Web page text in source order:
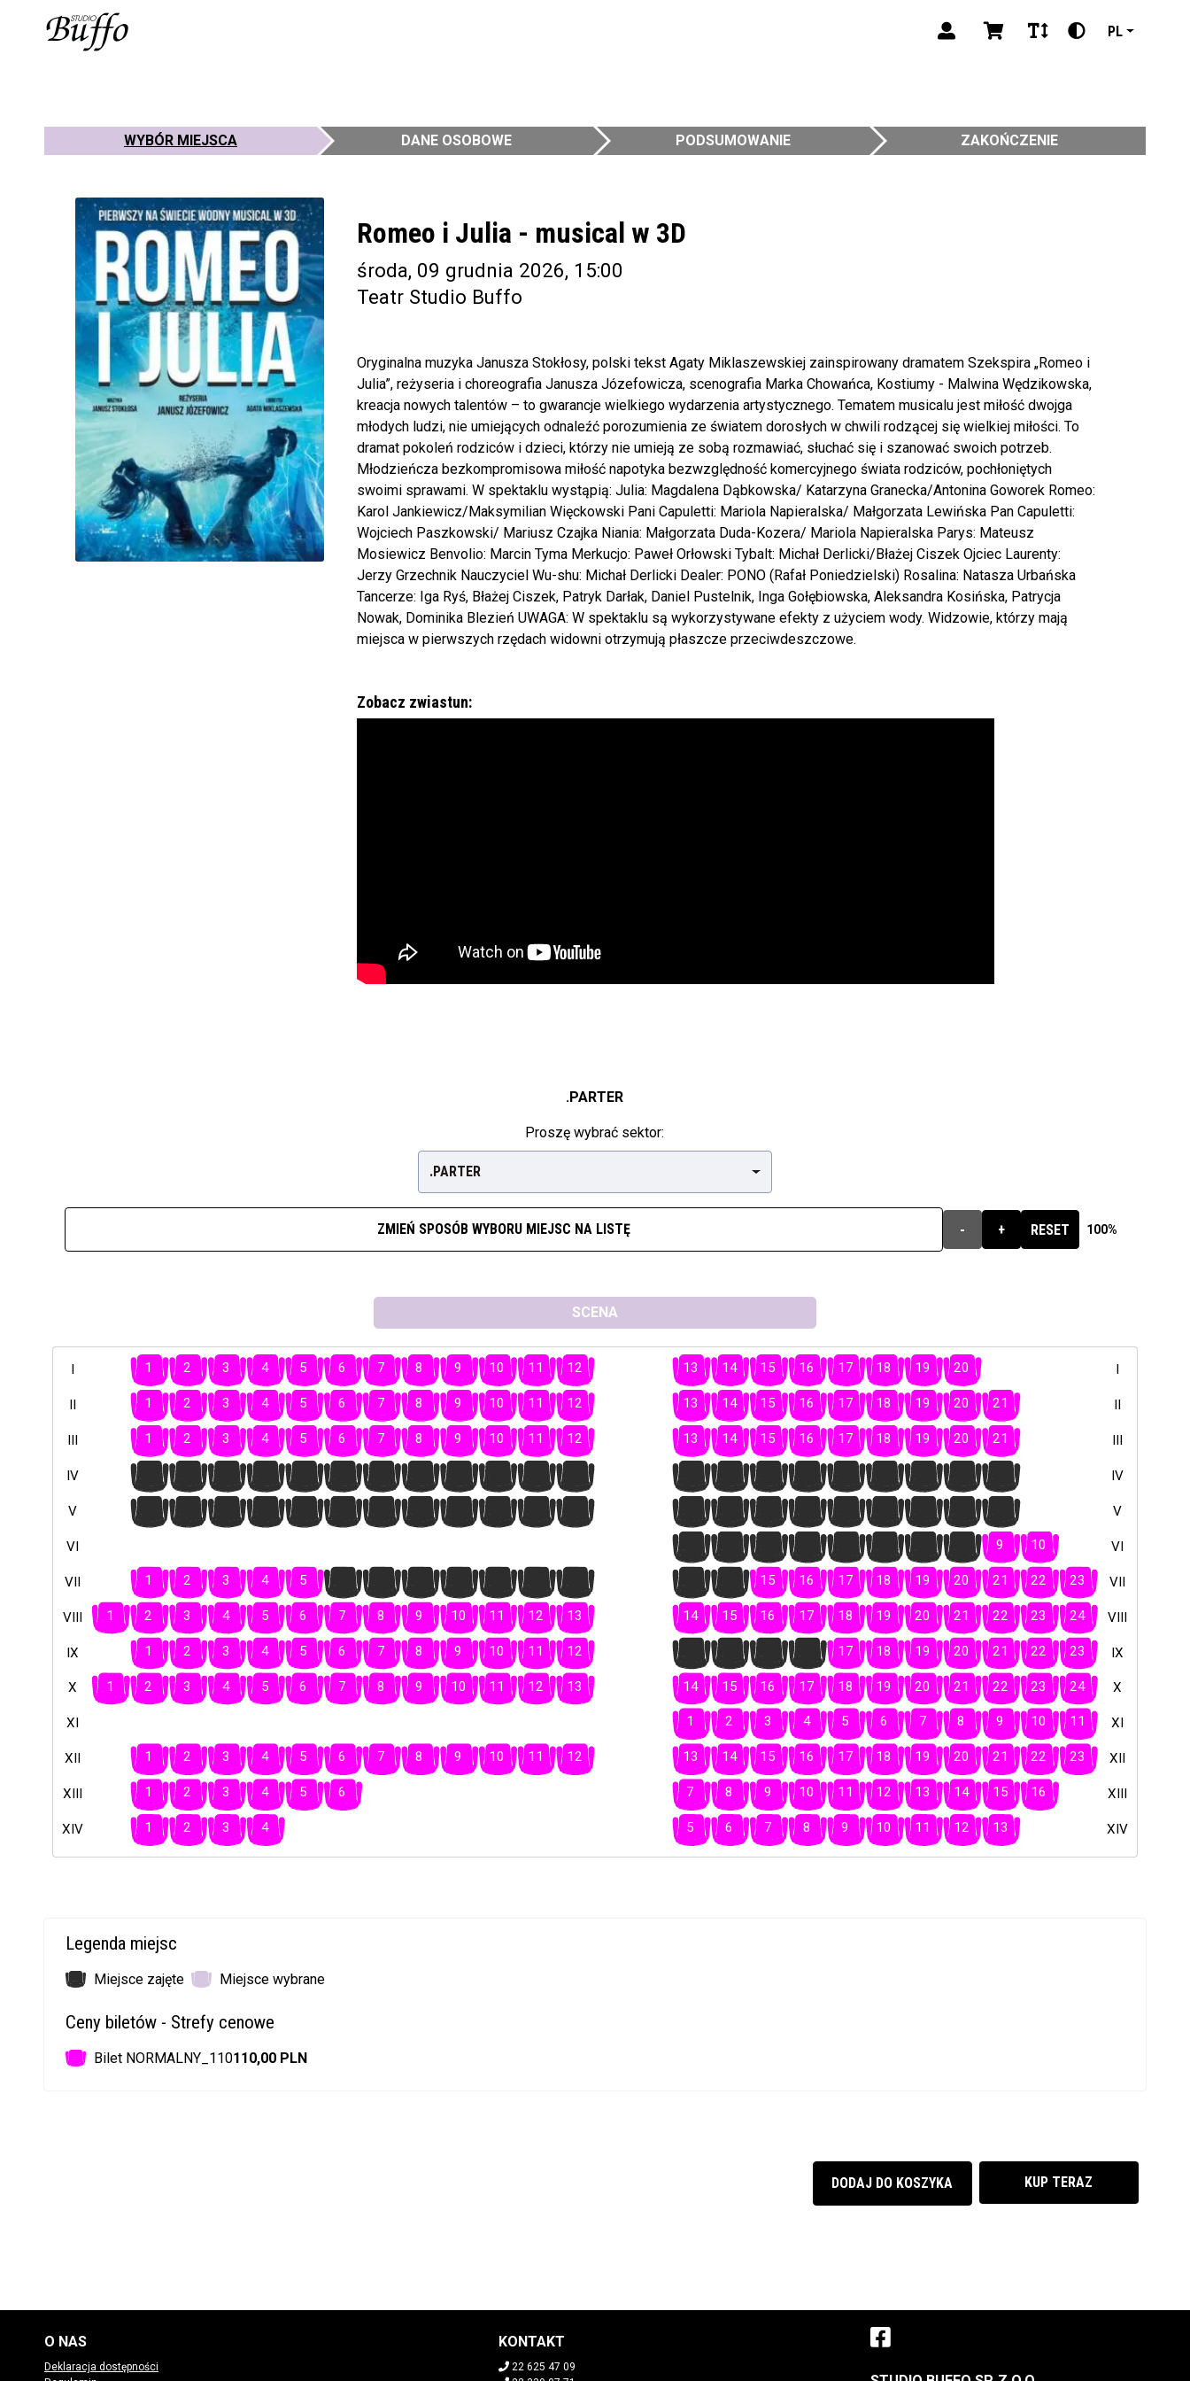
PL
WYBÓR MIEJSCA DANE OSOBOWE PODSUMOWANIE ZAKOŃCZENIE
Romeo i Julia - musical w 3D
środa, 09 grudnia 2026, 15:00
Teatr Studio Buffo
Oryginalna muzyka Janusza Stokłosy, polski tekst Agaty Miklaszewskiej zainspirowany dramatem Szekspira „Romeo i
Julia”, reżyseria i choreografia Janusza Józefowicza, scenografia Marka Chowańca, Kostiumy - Malwina Wędzikowska,
kreacja nowych talentów – to gwarancje wielkiego wydarzenia artystycznego. Tematem musicalu jest miłość dwojga
młodych ludzi, nie umiejących odnaleźć porozumienia ze światem dorosłych w chwili rodzącej się wielkiej miłości. To
dramat pokoleń rodziców i dzieci, którzy nie umieją ze sobą rozmawiać, słuchać się i szanować swoich potrzeb.
Młodzieńcza bezkompromisowa miłość napotyka bezwzględność komercyjnego świata rodziców, pochłoniętych
swoimi sprawami. W spektaklu wystąpią: Julia: Magdalena Dąbkowska/ Katarzyna Granecka/Antonina Goworek Romeo:
Karol Jankiewicz/Maksymilian Więckowski Pani Capuletti: Mariola Napieralska/ Małgorzata Lewińska Pan Capuletti:
Wojciech Paszkowski/ Mariusz Czajka Niania: Małgorzata Duda-Kozera/ Mariola Napieralska Parys: Mateusz
Mosiewicz Benvolio: Marcin Tyma Merkucjo: Paweł Orłowski Tybalt: Michał Derlicki/Błażej Ciszek Ojciec Laurenty:
Jerzy Grzechnik Nauczyciel Wu-shu: Michał Derlicki Dealer: PONO (Rafał Poniedzielski) Rosalina: Natasza Urbańska
Tancerze: Iga Ryś, Błażej Ciszek, Patryk Darłak, Daniel Pustelnik, Inga Gołębiowska, Aleksandra Kosińska, Patrycja
Nowak, Dominika Blezień UWAGA: W spektaklu są wykorzystywane efekty z użyciem wody. Widzowie, którzy mają
miejsca w pierwszych rzędach widowni otrzymują płaszcze przeciwdeszczowe.
Zobacz zwiastun:
.PARTER
Proszę wybrać sektor:
.PARTER
ZMIEŃ SPOSÓB WYBORU MIEJSC NA LISTĘ - + RESET 100%
SCENA
1 2 3 4 5 6 7 8 9 10 11 12 13 14 15 16 17 18 19 20
1 2 3 4 5 6 7 8 9 10 11 12 13 14 15 16 17 18 19 20 21
1 2 3 4 5 6 7 8 9 10 11 12 13 14 15 16 17 18 19 20 21
9 10
1 2 3 4 5 15 16 17 18 19 20 21 22 23
1 2 3 4 5 6 7 8 9 10 11 12 13 14 15 16 17 18 19 20 21 22 23 24
1 2 3 4 5 6 7 8 9 10 11 12 17 18 19 20 21 22 23
1 2 3 4 5 6 7 8 9 10 11 12 13 14 15 16 17 18 19 20 21 22 23 24
1 2 3 4 5 6 7 8 9 10 11
1 2 3 4 5 6 7 8 9 10 11 12 13 14 15 16 17 18 19 20 21 22 23
1 2 3 4 5 6 7 8 9 10 11 12 13 14 15 16
1 2 3 4 5 6 7 8 9 10 11 12 13
I I
II II
III III
IV IV
V V
VI VI
VII VII
VIII VIII
IX IX
X X
XI XI
XII XII
XIII XIII
XIV XIV
Legenda miejsc
Miejsce zajęte Miejsce wybrane
Ceny biletów - Strefy cenowe
Bilet NORMALNY_110110,00 PLN
DODAJ DO KOSZYKA KUP TERAZ
O NAS
Deklaracja dostępności
KONTAKT
22 625 47 09
Facebook
()